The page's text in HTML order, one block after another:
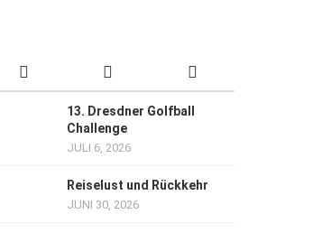
13. Dresdner Golfball
Challenge
JULI 6, 2026
Reiselust und Rückkehr
JUNI 30, 2026